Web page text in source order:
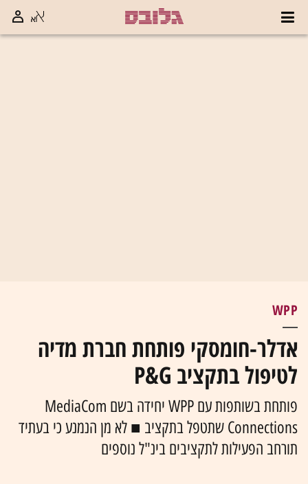
WPP
אדלר-חומסקי פותחת חברת מדיה
לטיפול בתקציב P&G
פותחת בשותפות עם WPP יחידה בשם MediaCom
Connections שתטפל בתקציב ■ לא מן הנמנע כי בעתיד
תורחב הפעילות לתקציבים בינ"ל נוספים